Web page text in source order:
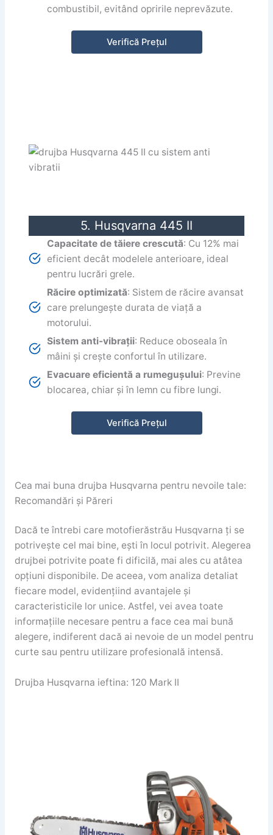
combustibil, evitând opririle neprevăzute.
Verifică Prețul
5. Husqvarna 445 II
Capacitate de tăiere crescută: Cu 12% mai
eficient decât modelele anterioare, ideal
pentru lucrări grele.
Răcire optimizată: Sistem de răcire avansat
care prelungește durata de viață a
motorului.
Sistem anti-vibrații: Reduce oboseala în
mâini și crește confortul în utilizare.
Evacuare eficientă a rumegușului: Previne
blocarea, chiar și în lemn cu fibre lungi.
Verifică Prețul
Cea mai buna drujba Husqvarna pentru nevoile tale:
Recomandări și Păreri
Dacă te întrebi care motofierăstrău Husqvarna ți se
potrivește cel mai bine, ești în locul potrivit. Alegerea
drujbei potrivite poate fi dificilă, mai ales cu atâtea
opțiuni disponibile. De aceea, vom analiza detaliat
fiecare model, evidențiind avantajele și
caracteristicile lor unice. Astfel, vei avea toate
informațiile necesare pentru a face cea mai bună
alegere, indiferent dacă ai nevoie de un model pentru
curte sau pentru utilizare profesională intensă.
Drujba Husqvarna ieftina: 120 Mark II